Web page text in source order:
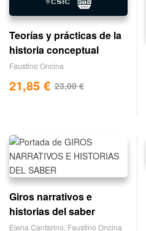
Teorías y prácticas de la
historia conceptual
Faustino Oncina
23,00€
21,85 €
Giros narrativos e
historias del saber
Elena Cantarino Faustino Oncina